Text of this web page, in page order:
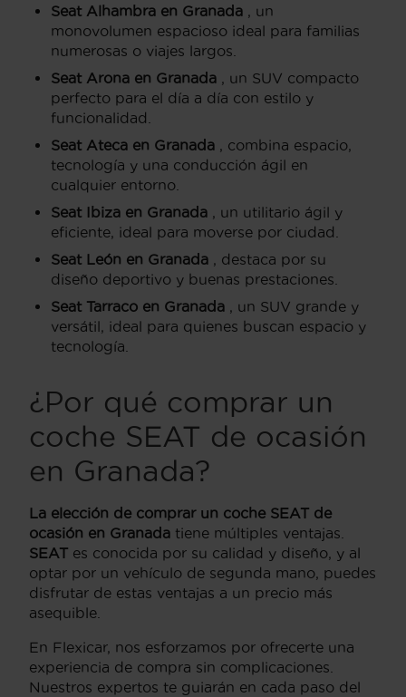
Seat Alhambra en Granada , un
monovolumen espacioso ideal para familias
numerosas o viajes largos.
Seat Arona en Granada , un SUV compacto
perfecto para el día a día con estilo y
funcionalidad.
Seat Ateca en Granada , combina espacio,
tecnología y una conducción ágil en
cualquier entorno.
Seat Ibiza en Granada , un utilitario ágil y
eficiente, ideal para moverse por ciudad.
Seat León en Granada , destaca por su
diseño deportivo y buenas prestaciones.
Seat Tarraco en Granada , un SUV grande y
versátil, ideal para quienes buscan espacio y
tecnología.
¿Por qué comprar un
coche SEAT de ocasión
en Granada?
La elección de comprar un coche SEAT de
ocasión en Granada tiene múltiples ventajas.
SEAT es conocida por su calidad y diseño, y al
optar por un vehículo de segunda mano, puedes
disfrutar de estas ventajas a un precio más
asequible.
En Flexicar, nos esforzamos por ofrecerte una
experiencia de compra sin complicaciones.
Nuestros expertos te guiarán en cada paso del